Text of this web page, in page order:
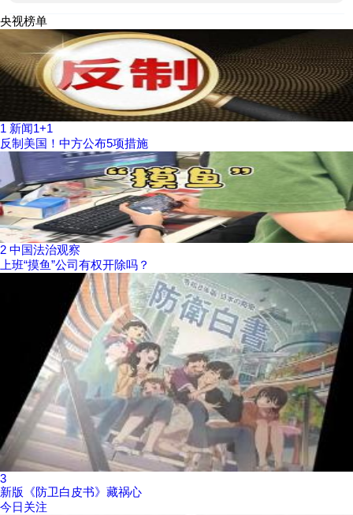
央视榜单
1 新闻1+1
反制美国！中方公布5项措施
2 中国法治观察
上班“摸鱼”公司有权开除吗？
3
新版《防卫白皮书》藏祸心
今日关注